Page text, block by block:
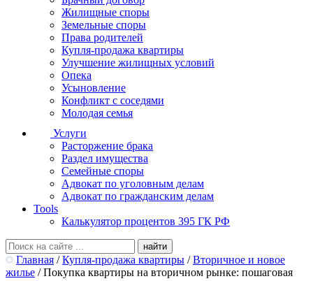
Жилищные споры
Земельные споры
Права родителей
Купля-продажа квартиры
Улучшение жилищных условий
Опека
Усыновление
Конфликт с соседями
Молодая семья
Услуги
Расторжение брака
Раздел имущества
Семейные споры
Адвокат по уголовным делам
Адвокат по гражданским делам
Tools
Калькулятор процентов 395 ГК РФ
Главная / Купля-продажа квартиры / Вторичное и новое
жилье / Покупка квартиры на вторичном рынке: пошаговая